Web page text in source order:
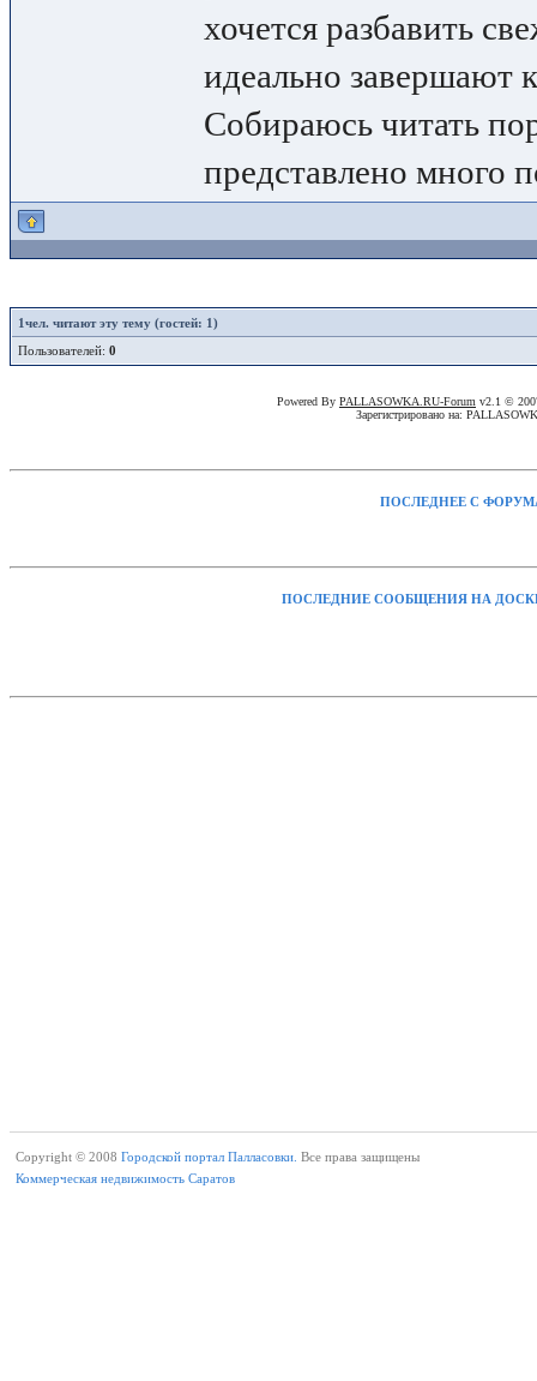
хочется разбавить
идеально завершают
Собираюсь читать
представлено много
1чел. читают эту тему (гостей: 1)
Пользователей: 0
Powered By PALLASOWKA.RU-Forum v2.1 ©
Зарегистрировано на:
ПОСЛЕДНЕЕ С
ПОСЛЕДНИЕ СООБЩЕНИЯ НА
Copyright © 2008 Городской портал Палласовки. Все права защищены
Коммерческая недвижимость Саратов